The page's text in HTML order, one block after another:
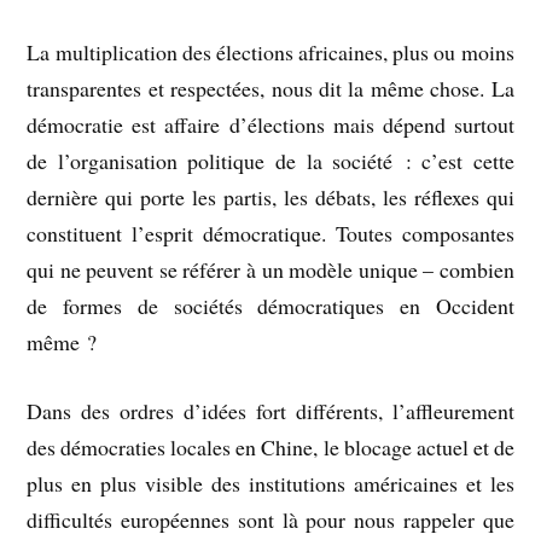
La multiplication des élections africaines, plus ou moins
transparentes et respectées, nous dit la même chose. La
démocratie est affaire d’élections mais dépend surtout
de l’organisation politique de la société : c’est cette
dernière qui porte les partis, les débats, les réflexes qui
constituent l’esprit démocratique. Toutes composantes
qui ne peuvent se référer à un modèle unique – combien
de formes de sociétés démocratiques en Occident
même ?
Dans des ordres d’idées fort différents, l’affleurement
des démocraties locales en Chine, le blocage actuel et de
plus en plus visible des institutions américaines et les
difficultés européennes sont là pour nous rappeler que